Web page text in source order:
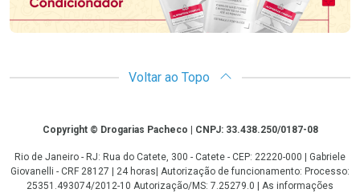
Voltar ao Topo
CopyrightCopyright © Drogarias Pacheco | CNPJ: 33.438.250/0187-08
Rio de Janeiro - RJ: Rua do Catete, 300 - Catete - CEP: 22220-000 | Gabriele
Giovanelli - CRF 28127 | 24 horas| Autorização de funcionamento: Processo:
25351.493074/2012-10 Autorização/MS: 7.25279.0 | As informações